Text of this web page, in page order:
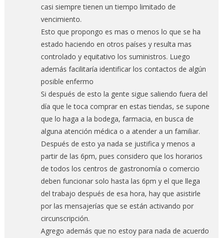
casi siempre tienen un tiempo limitado de
vencimiento.
Esto que propongo es mas o menos lo que se ha
estado haciendo en otros países y resulta mas
controlado y equitativo los suministros. Luego
además facilitaría identificar los contactos de algún
posible enfermo
Si después de esto la gente sigue saliendo fuera del
día que le toca comprar en estas tiendas, se supone
que lo haga a la bodega, farmacia, en busca de
alguna atención médica o a atender a un familiar.
Después de esto ya nada se justifica y menos a
partir de las 6pm, pues considero que los horarios
de todos los centros de gastronomía o comercio
deben funcionar solo hasta las 6pm y el que llega
del trabajo después de esa hora, hay que asistirle
por las mensajerías que se están activando por
circunscripción.
Agrego además que no estoy para nada de acuerdo